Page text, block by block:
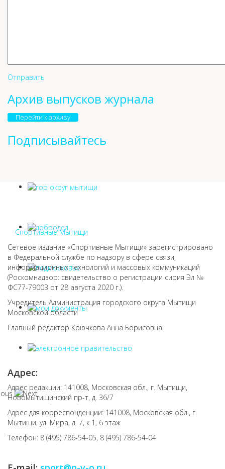
Отправить
Архив выпусков журнала
Перейти к архиву
Подписывайтесь
Спортивные Мытищи
Сетевое издание «Спортивные Мытищи» зарегистрировано
в Федеральной службе по надзору в сфере связи,
информационных технологий и массовых коммуникаций
(Роскомнадзор: свидетельство о регистрации сирия Эл №
ФС77-79003 от 28 августа 2020 г.).
Учредитель Администрация городского округа Мытищи
Московской области
Главный редактор Крючкова Анна Борисовна.
Адрес:
Адрес редакции: 141008, Московская обл., г. Мытищи,
Новомытищинский пр-т, д. 36/7
Адрес для корреспонденции: 141008, Московская обл., г.
Мытищи, ул. Мира, д. 7, к 1, 6 этаж
Телефон: 8 (495) 786-54-05, 8 (495) 786-54-04